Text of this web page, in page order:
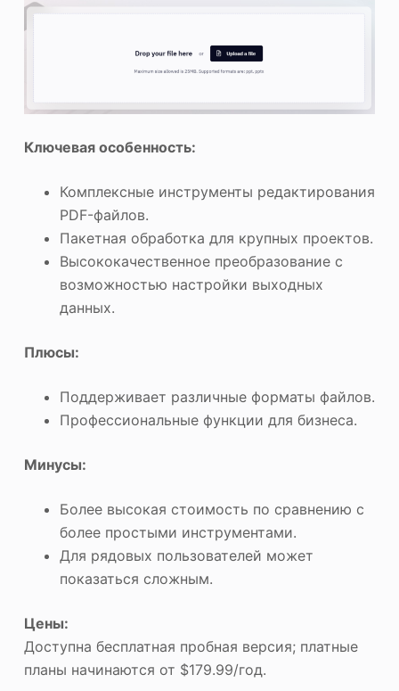
Ключевая особенность:
Комплексные инструменты редактирования
PDF-файлов.
Пакетная обработка для крупных проектов.
Высококачественное преобразование с
возможностью настройки выходных
данных.
Плюсы:
Поддерживает различные форматы файлов.
Профессиональные функции для бизнеса.
Минусы:
Более высокая стоимость по сравнению с
более простыми инструментами.
Для рядовых пользователей может
показаться сложным.
Цены:
Доступна бесплатная пробная версия; платные
планы начинаются от $179.99/год.